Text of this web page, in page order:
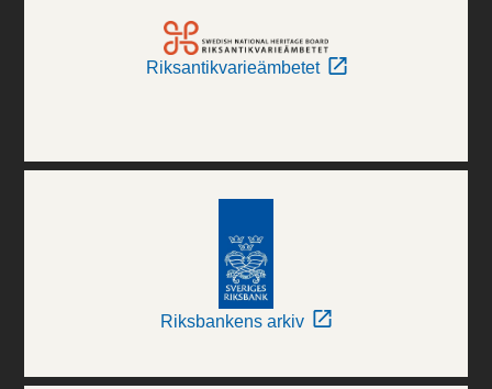
Riksantikvarieämbetet
Riksbankens arkiv